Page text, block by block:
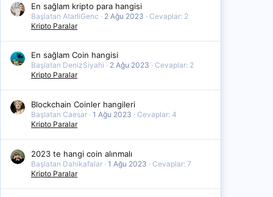
En sağlam kripto para hangisi
Başlatan AtarliGenc 2 Ağu 2023
Cevaplar: 2
Kripto Paralar
En sağlam Coin hangisi
Başlatan DenizSiyahi 2 Ağu 2023
Cevaplar: 2
Kripto Paralar
Blockchain Coinler hangileri
Başlatan Caesar 1 Ağu 2023
Cevaplar: 4
Kripto Paralar
2023 te hangi coin alınmalı
Başlatan Dahikafalar 1 Ağu 2023
Cevaplar: 7
Kripto Paralar